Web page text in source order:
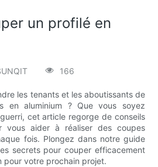
un profilé en
166
les tenants et les aboutissants de
en aluminium ? Que vous soyez
cet article regorge de conseils
vous aider à réaliser des coupes
fois. Plongez dans notre guide
secrets pour couper efficacement
pour votre prochain projet.